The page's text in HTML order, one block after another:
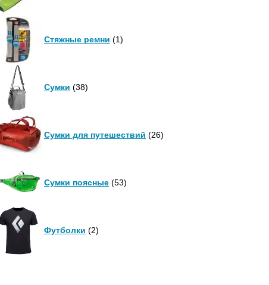
Стяжные ремни (1)
Сумки (38)
Сумки для путешествий (26)
Сумки поясные (53)
Футболки (2)